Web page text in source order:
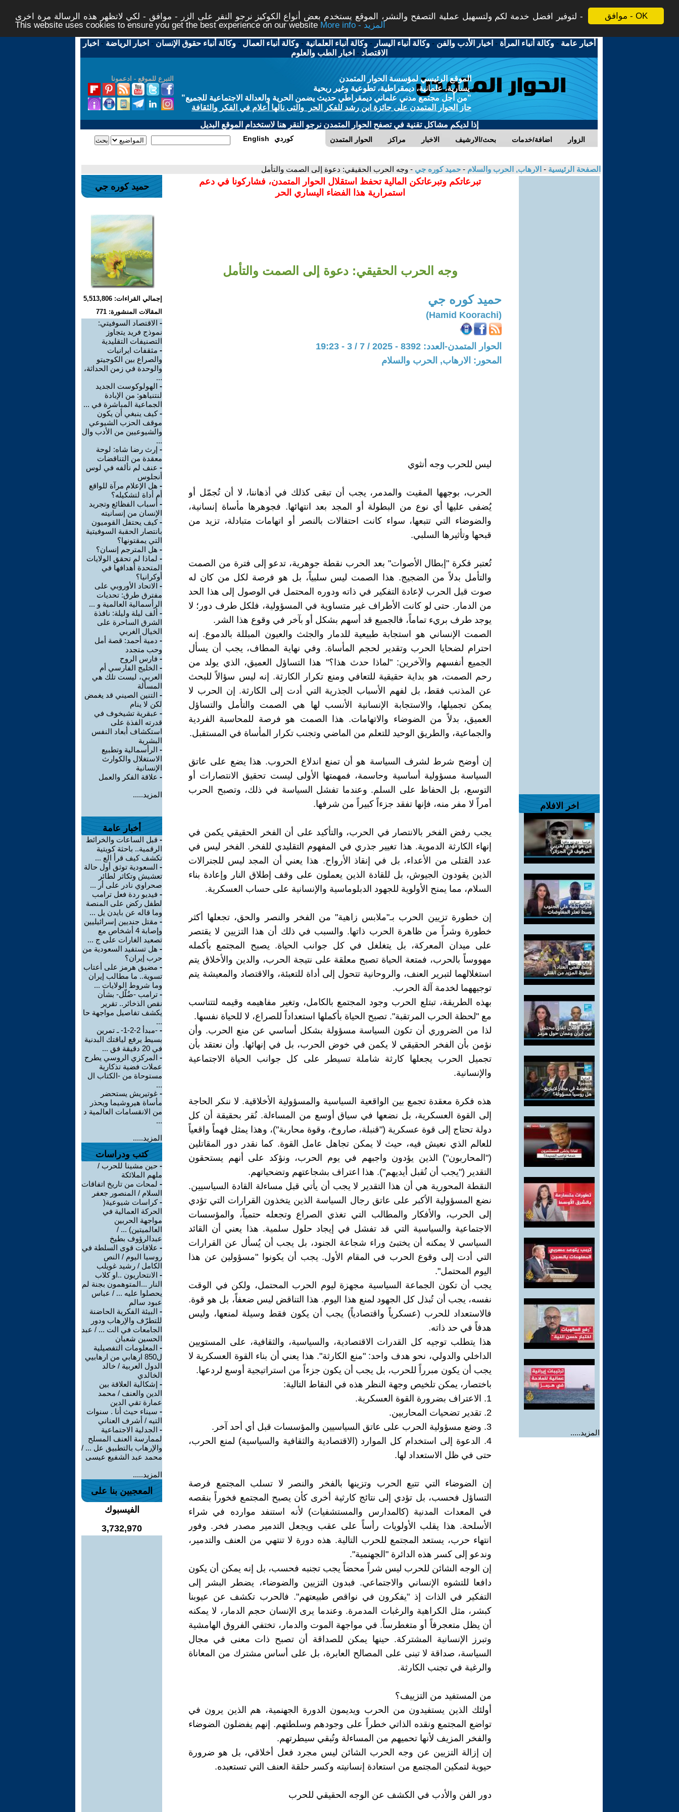
موافق - OK
لتوفير افضل خدمة لكم ولتسهيل عملية التصفح والنشر، الموقع يستخدم بعض أنواع الكوكيز نرجو النقر على الزر - موافق - لكي لاتظهر هذه الرسالة مرة اخرى -
This website uses cookies to ensure you get the best experience on our website
More info - المزيد
أخبار عامة -وكالة أنباء المرأة - اخبار الأدب والفن -وكالة أنباء اليسار -وكالة أنباء العلمانية -وكالة أنباء العمال -وكالة أنباء حقوق الإنسان - اخبار الرياضة - اخبار
الاقتصاد - اخبار الطب والعلوم
التبرع للموقع - ادعمونا
الموقع الرئيسي لمؤسسة الحوار المتمدن
يسارية، علمانية، ديمقراطية، تطوعية وغير ربحية
"من أجل مجتمع مدني علماني ديمقراطي حديث يضمن الحرية والعدالة الاجتماعية للجميع"
حاز الحوار المتمدن على جائزة ابن رشد للفكر الحر والتى نالها أعلام في الفكر والثقافة
إذا لديكم مشاكل تقنية في تصفح الحوار المتمدن نرجو النقر هنا لاستخدام الموقع البديل
الحوار المتمدن مراكز الاخبار بحث/الارشيف اضافة/خدمات الزوار English كوردي
الصفحة الرئيسية - الارهاب, الحرب والسلام - حميد كوره جي - وجه الحرب الحقيقي: دعوة إلى الصمت والتأمل
اخر الافلام
المزيد.....
تبرعاتكم وتبرعاتكن المالية تحفظ استقلال الحوار المتمدن، فشاركونا في دعم
استمرارية هذا الفضاء اليساري الحر
وجه الحرب الحقيقي: دعوة إلى الصمت والتأمل
حميد كوره جي
(Hamid Koorachi)
الحوار المتمدن-العدد: 8392 - 2025 / 7 / 3 - 19:23
المحور: الارهاب, الحرب والسلام
ليس للحرب وجه أنثوي
الحرب، بوجهها المقيت والمدمر، يجب أن تبقى كذلك في أذهاننا، لا أن تُجمّل أو
يُضفى عليها أي نوع من البطولة أو المجد بعد انتهائها. فجوهرها مأساة إنسانية،
والضوضاء التي تتبعها، سواء كانت احتفالات بالنصر أو اتهامات متبادلة، تزيد من
قبحها وتأثيرها السلبي.
تُعتبر فكرة "إبطال الأصوات" بعد الحرب نقطة جوهرية، تدعو إلى فترة من الصمت
والتأمل بدلاً من الضجيج. هذا الصمت ليس سلبياً، بل هو فرصة لكل من كان له
صوت قبل الحرب لإعادة التفكير في ذاته ودوره المحتمل في الوصول إلى هذا الحد
من الدمار. حتى لو كانت الأطراف غير متساوية في المسؤولية، فلكل طرف دور؛ لا
يوجد طرف بريء تماماً، فالجميع قد أسهم بشكل أو بآخر في وقوع هذا الشر.
الصمت الإنساني هو استجابة طبيعية للدمار والجثث والعيون المبللة بالدموع. إنه
احترام لضحايا الحرب وتقدير لحجم المأساة. وفي نهاية المطاف، يجب أن يسأل
الجميع أنفسهم والآخرين: "لماذا حدث هذا؟" هذا التساؤل العميق، الذي يولد من
رحم الصمت، هو بداية حقيقية للتعافي ومنع تكرار الكارثة. إنه ليس سؤالاً للبحث
عن المذنب فقط، بل لفهم الأسباب الجذرية التي أدت إلى الكارثة. إن الحرب لا
يمكن تجميلها، والاستجابة الإنسانية الأنسب لها هي الصمت والتأمل والتساؤل
العميق، بدلاً من الضوضاء والاتهامات. هذا الصمت هو فرصة للمحاسبة الفردية
والجماعية، والطريق الوحيد للتعلم من الماضي وتجنب تكرار المأساة في المستقبل.
إن أوضح شرط لشرف السياسة هو أن تمنع اندلاع الحروب. هذا يضع على عاتق
السياسة مسؤولية أساسية وحاسمة، فمهمتها الأولى ليست تحقيق الانتصارات أو
التوسع، بل الحفاظ على السلم. وعندما تفشل السياسة في ذلك، وتصبح الحرب
أمراً لا مفر منه، فإنها تفقد جزءاً كبيراً من شرفها.
يجب رفض الفخر بالانتصار في الحرب، والتأكيد على أن الفخر الحقيقي يكمن في
إنهاء الكارثة الدموية. هذا تغيير جذري في المفهوم التقليدي للفخر. الفخر ليس في
عدد القتلى من الأعداء، بل في إنقاذ الأرواح. هذا يعني أن المجد ليس للجنرالات
الذين يقودون الجيوش، بل للقادة الذين يعملون على وقف إطلاق النار وإعادة بناء
السلام، مما يمنح الأولوية للجهود الدبلوماسية والإنسانية على حساب العسكرية.
إن خطورة تزيين الحرب بـ"ملابس زاهية" من الفخر والنصر والحق، تجعلها أكثر
خطورة وشراً من ظاهرة الحرب ذاتها. والسبب في ذلك أن هذا التزيين لا يقتصر
على ميدان المعركة، بل يتغلغل في كل جوانب الحياة. يصبح المجتمع بأكمله
مهووساً بالحرب، فمتعة الحياة تصبح معلقة على نتيجة الحرب، والدين والأخلاق يتم
استغلالهما لتبرير العنف، والروحانية تتحول إلى أداة للتعبئة، والاقتصاد والمعيشة يتم
توجيههما لخدمة آلة الحرب.
بهذه الطريقة، تبتلع الحرب وجود المجتمع بالكامل، وتغير مفاهيمه وقيمه لتتناسب
مع "لحظة الحرب المرتقبة". تصبح الحياة بأكملها استعداداً للصراع، لا للحياة نفسها.
لذا من الضروري أن تكون السياسة مسؤولة بشكل أساسي عن منع الحرب. وأن
نؤمن بأن الفخر الحقيقي لا يكمن في خوض الحرب، بل في إنهائها. وأن نعتقد بأن
تجميل الحرب يجعلها كارثة شاملة تسيطر على كل جوانب الحياة الاجتماعية
والإنسانية.
هذه فكرة معقدة تجمع بين الواقعية السياسية والمسؤولية الأخلاقية. لا ننكر الحاجة
إلى القوة العسكرية، بل نضعها في سياق أوسع من المساءلة. نُقر بحقيقة أن كل
دولة تحتاج إلى قوة عسكرية ("قنبلة، صاروخ، وقوة محاربة")، وهذا يمثل فهماً واقعياً
للعالم الذي نعيش فيه، حيث لا يمكن تجاهل عامل القوة. كما نقدر دور المقاتلين
("المحاربون") الذين يؤدون واجبهم في يوم الحرب، ونؤكد على أنهم يستحقون
التقدير ("يجب أن تُقبل أيديهم"). هذا اعتراف بشجاعتهم وتضحياتهم.
النقطة المحورية هي أن هذا التقدير لا يجب أن يأتي قبل مساءلة القادة السياسيين.
نضع المسؤولية الأكبر على عاتق رجال السياسة الذين يتخذون القرارات التي تؤدي
إلى الحرب، والأفكار والمطالب التي تغذي الصراع وتجعله حتمياً، والمؤسسات
الاجتماعية والسياسية التي قد تفشل في إيجاد حلول سلمية. هذا يعني أن القائد
السياسي لا يمكنه أن يختبئ وراء شجاعة الجنود، بل يجب أن يُسأل عن القرارات
التي أدت إلى وقوع الحرب في المقام الأول. يجب أن يكونوا "مسؤولين عن هذا
اليوم المحتمل".
يجب أن تكون الجماعة السياسية مجهزة ليوم الحرب المحتمل، ولكن في الوقت
نفسه، يجب أن تُبذل كل الجهود لمنع هذا اليوم. هذا التناقض ليس ضعفاً، بل هو قوة.
فالاستعداد للحرب (عسكرياً واقتصادياً) يجب أن يكون فقط وسيلة لمنعها، وليس
هدفاً في حد ذاته.
هذا يتطلب توجيه كل القدرات الاقتصادية، والسياسية، والثقافية، على المستويين
الداخلي والدولي، نحو هدف واحد: "منع الكارثة". هذا يعني أن بناء القوة العسكرية لا
يجب أن يكون مبرراً للحرب، بل يجب أن يكون جزءاً من استراتيجية أوسع لردعها.
باختصار، يمكن تلخيص وجهة النظر هذه في النقاط التالية:
1. الاعتراف بضرورة القوة العسكرية.
2. تقدير تضحيات المحاربين.
3. وضع مسؤولية الحرب على عاتق السياسيين والمؤسسات قبل أي أحد آخر.
4. الدعوة إلى استخدام كل الموارد (الاقتصادية والثقافية والسياسية) لمنع الحرب،
حتى في ظل الاستعداد لها.
إن الضوضاء التي تتبع الحرب وتزينها بالفخر والنصر لا تسلب المجتمع فرصة
التساؤل فحسب، بل تؤدي إلى نتائج كارثية أخرى كأن يصبح المجتمع فخوراً بنقصه
في المعدات المدنية (كالمدارس والمستشفيات) لأنه استنفد موارده في شراء
الأسلحة. هذا يقلب الأولويات رأساً على عقب ويجعل التدمير مصدر فخر. وفور
انتهاء حرب، يستعد المجتمع للحرب التالية. هذه دورة لا تنتهي من العنف والتدمير،
وندعو إلى كسر هذه الدائرة "الجهنمية".
إن الوجه الشائن للحرب ليس شراً محضاً يجب تجنبه فحسب، بل إنه يمكن أن يكون
دافعا للتشوه الإنساني والاجتماعي. فبدون التزيين والضوضاء، يضطر البشر إلى
التفكير في الذات إذ "يفكرون في نواقص طبيعتهم". فالحرب تكشف عن عيوبنا
كبشر، مثل الكراهية والرغبات المدمرة. وعندما يرى الإنسان حجم الدمار، لا يمكنه
أن يظل متعجرفاً أو متغطرساً. في مواجهة الموت والدمار، تختفي الفروق الهامشية
وتبرز الإنسانية المشتركة. حينها يمكن للصداقة أن تصبح ذات معنى في مجال
السياسة، صداقة لا تبنى على المصالح العابرة، بل على أساس مشترك من المعاناة
والرغبة في تجنب الكارثة.
من المستفيد من التزييف؟
أولئك الذين يستفيدون من الحرب ويديمون الدورة الجهنمية، هم الذين يرون في
تواضع المجتمع ونقده الذاتي خطراً على وجودهم وسلطتهم. إنهم يفضلون الضوضاء
والفخر المزيف لأنها تحميهم من المساءلة وتُبقي سيطرتهم.
إن إزالة التزيين عن وجه الحرب الشائن ليس مجرد فعل أخلاقي، بل هو ضرورة
حيوية لتمكين المجتمع من استعادة إنسانيته وكسر حلقة العنف التي تستعبده.
دور الفن والأدب في الكشف عن الوجه الحقيقي للحرب
حميد كوره جي
إجمالي القراءات: 5,513,806
المقالات المنشورة: 771
- الاقتصاد السوفيتي:
نموذج فريد يتجاوز
التصنيفات التقليدية
- مثقفات ايرانيات
والصراع بين الكوجيتو
والوحدة في زمن الحداثة،
...
- الهولوكوست الجديد
لنتنياهو: من الإبادة
الجماعية المباشرة في ...
-كيف ينبغي أن يكون
موقف الحزب الشيوعي
والشيوعيين من الأدب وال
...
- إرث رضا شاه: لوحة
معقدة من التناقضات
- عنف لم نألفه في لوس
أنجلوس
- هل الإعلام مرآة للواقع
أم أداة لتشكيله؟
- أسباب الفظائع وتجريد
الإنسان من إنسانيته
-كيف يحتفل القوميون
بانتصار الحقبة السوفيتية
التي يمقتونها؟
- هل المترجم إنسان؟
- لماذا لم تحقق الولايات
المتحدة أهدافها في
أوكرانيا؟
- الاتحاد الأوروبي على
مفترق طرق: تحديات
الرأسمالية العالمية و ...
- ألف ليلة وليلة: نافذة
الشرق الساحرة على
الخيال الغربي
- دمية أحمد: قصة أمل
وحب متجدد
- فارس الروح
- الخليج الفارسي أم
العربي، ليست تلك هي
المسألة
- التنين الصيني قد يغمض
لكن لا ينام
- عبقرية تشيخوف في
قدرته الفذة على
استكشاف أبعاد النفس
البشرية
- الرأسمالية وتطبيع
الاستغلال والكوارث
الإنسانية
- علاقة الفكر والعمل
المزيد.....
أخبار عامة
- قبل الساعات والخرائط
الرقمية.. باحثة كويتية
تكشف كيف قرأ الع ...
- السعودية توثق أول حالة
تعشيش وتكاثر لطائر
صحراوي نادر على أر ...
- فيديو ردة فعل ترامب
لطفل ركض على المنصة
وما قاله عن بايدن يل ...
- مقتل جنديين إسرائيليين
وإصابة 4 أشخاص مع
تصعيد الغارات على ج ...
- هل تستفيد السعودية من
حرب إيران؟
- مضيق هرمز على أعتاب
تسوية.. ما مطالب إيران
وما شروط الولايات ...
- ترامب -ضُلّل- بشأن
نقص الذخائر.. تقرير
يكشف تفاصيل مواجهة حا
...
-
-مبدأ 2-2-1- ـ تمرين
بسيط يرفع لياقتك البدنية
في 20 دقيقة فق ...
- المركزي الروسي يطرح
عملات فضية تذكارية
مستوحاة من -الكتاب ال
...
- غوتيريش يستحضر
مأساة هيروشيما ويحذر
من الانقسامات العالمية د
...
المزيد.....
كتب ودراسات
- حين مشينا للحرب /
ملهم الملائكة
- لمحات من تاريخ اتفاقات
السلام / المنصور جعفر
-كراسات شيوعية(
الحركة العمالية في
مواجهة الحربين
العالميتين) ... /
عبدالرؤوف بطيخ
- علاقات قوى السلطة في
روسيا اليوم / النص
الكامل / رشيد غويلب
- الانتحاريون ..او كلاب
النار ...المتوهمون بجنة لم
يحصلوا عليه ... / عباس
عبود سالم
- البيئة الفكرية الحاضنة
للتطرّف والإرهاب ودور
الجامعات في الت ... / عبد
الحسين شعبان
- المعلومات التفصيلية
ل850 ارهابي من ارهابيي
الدول العربية / خالد
الخالدي
- إشكالية العلاقة بين
الدين والعنف / محمد
عمارة تقي الدين
- سيناء حيث أنا . سنوات
التيه / أشرف العناني
- الجدلية الاجتماعية
لممارسة العنف المسلح
والإرهاب بالتطبيق عل ... /
محمد عبد الشفيع عيسى
المزيد.....
المعجبين بنا على
الفيسبوك
3,732,970